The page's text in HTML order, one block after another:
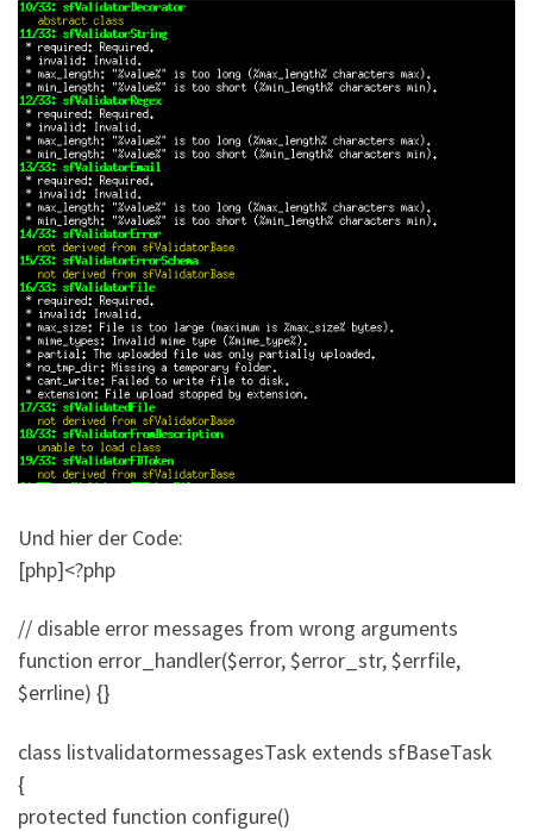
Und hier der Code:
[php]<?php
// disable error messages from wrong arguments
function error_handler($error, $error_str, $errfile,
$errline) {}
class listvalidatormessagesTask extends sfBaseTask
{
protected function configure()